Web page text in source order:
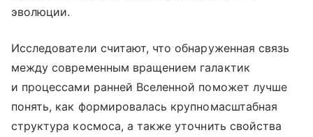
эволюции.
Исследователи считают, что обнаруженная связь
между современным вращением галактик
и процессами ранней Вселенной поможет лучше
понять, как формировалась крупномасштабная
структура космоса, а также уточнить свойства